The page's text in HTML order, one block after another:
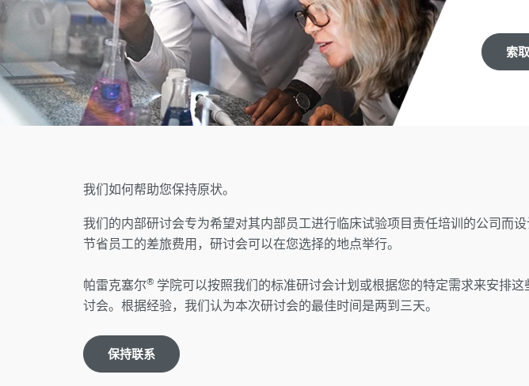
索
我们如何帮助您保持原状。
我们的内部研讨会专为希望对其内部员工进行临床试验项目责任培训的公司而设
节省员工的差旅费用，研讨会可以在您选择的地点举行。
帕雷克塞尔® 学院可以按照我们的标准研讨会计划或根据您的特定需求来安排这
讨会。根据经验，我们认为本次研讨会的最佳时间是两到三天。
保持联系